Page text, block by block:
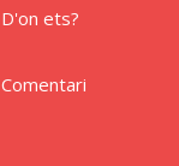
D'on ets?
Comentari